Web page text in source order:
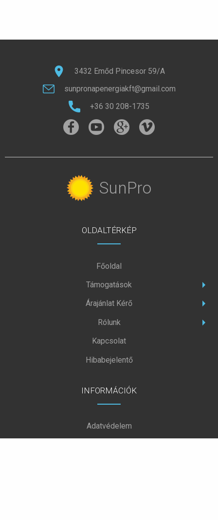
3432 Emőd Pincesor 59/A
sunpronapenergiakft@gmail.com
+36 30 208-1735
SunPro
OLDALTÉRKÉP
Főoldal
Támogatások
Árajánlat Kérő
Rólunk
Kapcsolat
Hibabejelentő
INFORMÁCIÓK
Adatvédelem